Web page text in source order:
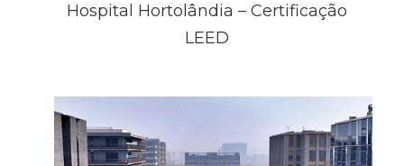
Hospital Hortolândia – Certificação
LEED